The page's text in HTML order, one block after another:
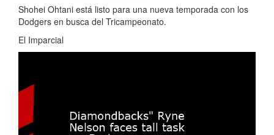
Shohei Ohtani está listo para una nueva temporada con los
Dodgers en busca del Tricampeonato.
El Imparcial